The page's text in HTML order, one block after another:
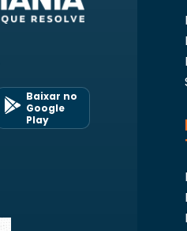
Baixar no
Google
Play